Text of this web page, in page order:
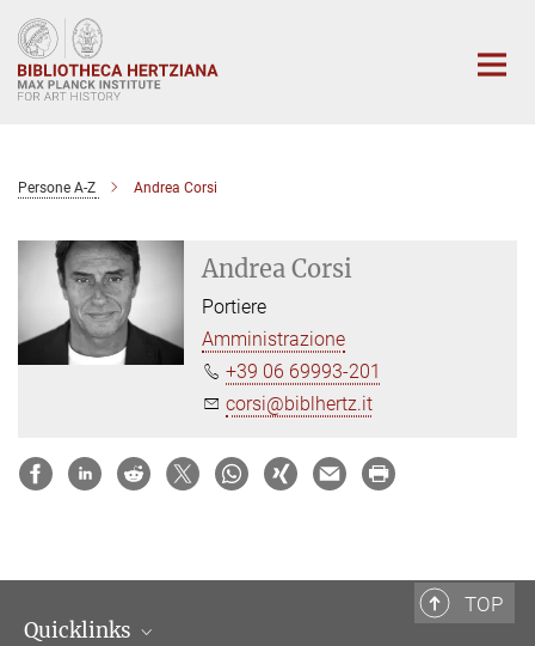
Main-
Content
Persone A-Z Andrea Corsi
Andrea Corsi
Portiere
Amministrazione
+39 06 69993-201
corsi@biblhertz.it
TOP
Quicklinks